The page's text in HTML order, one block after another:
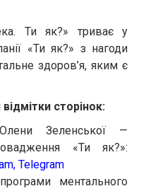
Ти як?» триває у
«Ти як?» з нагоди
здоров’я, яким є
відмітки сторінок:
Зеленської —
«Ти як?»:
, Telegram
ментального